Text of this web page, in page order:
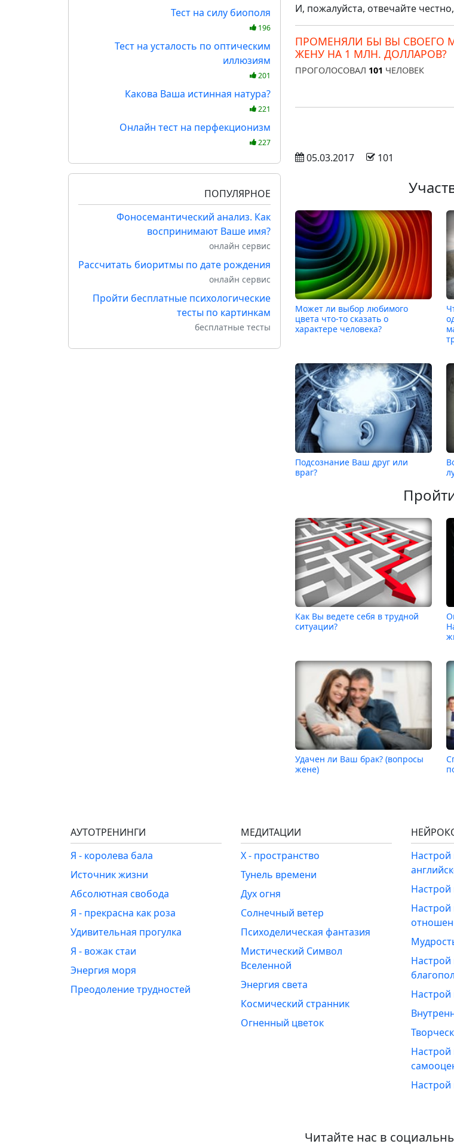
Тест на силу биополя
196
Тест на усталость по оптическим
иллюзиям
201
Какова Ваша истинная натура?
221
Онлайн тест на перфекционизм
227
ПОПУЛЯРНОЕ
Фоносемантический анализ. Как
воспринимают Ваше имя?
онлайн сервис
Рассчитать биоритмы по дате рождения
онлайн сервис
Пройти бесплатные психологические
тесты по картинкам
бесплатные тесты
И, пожалуйста, отвечайте
ПРОМЕНЯЛИ БЫ ВЫ СВОЕГО
ЖЕНУ НА 1 МЛН. ДОЛЛАРОВ?
ПРОГОЛОСОВАЛ 101 ЧЕЛОВЕК
05.03.2017 101
Может ли выбор любимого
цвета что-то сказать о
характере человека?
Подсознание Ваш друг или
враг?
Как Вы ведете себя в трудной
ситуации?
Удачен ли Ваш брак? (вопросы
жене)
АУТОТРЕНИНГИ
Я - королева бала
Источник жизни
Абсолютная свобода
Я - прекрасна как роза
Удивительная прогулка
Я - вожак стаи
Энергия моря
Преодоление трудностей
МЕДИТАЦИИ
Х - пространство
Тунель времени
Дух огня
Солнечный ветер
Психоделическая фантазия
Мистический Символ
Вселенной
Энергия света
Космический странник
Огненный цветок
Настрой
Настрой
Настрой
Настрой
Настрой
Читайте нас в